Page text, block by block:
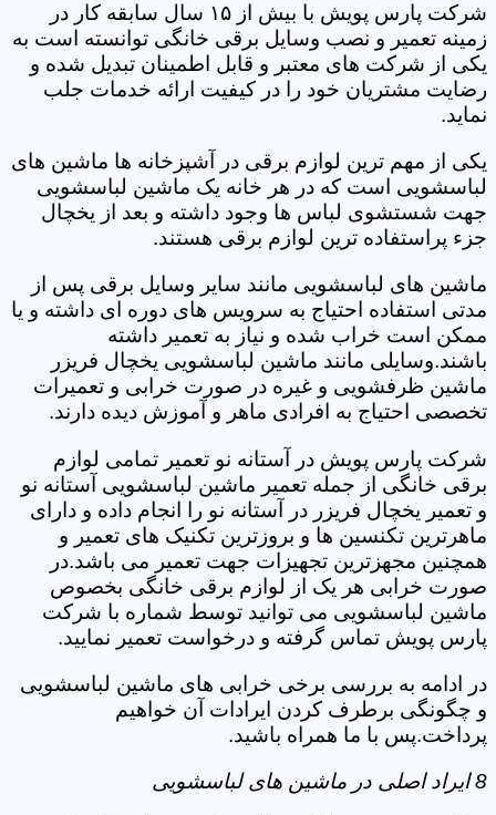
شرکت پارس پویش با بیش از ۱۵ سال سابقه کار در
زمینه تعمیر و نصب وسایل برقی خانگی توانسته است به
یکی از شرکت های معتبر و قابل اطمینان تبدیل شده و
رضایت مشتریان خود را در کیفیت ارائه خدمات جلب
نماید.
یکی از مهم ترین لوازم برقی در آشپزخانه ها ماشین های
لباسشویی است که در هر خانه یک ماشین لباسشویی
جهت شستشوی لباس ها وجود داشته و بعد از یخچال
جزء پراستفاده ترین لوازم برقی هستند.
ماشین های لباسشویی مانند سایر وسایل برقی پس از
مدتی استفاده احتیاج به سرویس های دوره ای داشته و یا
ممکن است خراب شده و نیاز به تعمیر داشته
باشند.وسایلی مانند ماشین لباسشویی یخچال فریزر
ماشین ظرفشویی و غیره در صورت خرابی و تعمیرات
تخصصی احتیاج به افرادی ماهر و آموزش دیده دارند.
شرکت پارس پویش در آستانه نو تعمیر تمامی لوازم
برقی خانگی از جمله تعمیر ماشین لباسشویی آستانه نو
و تعمیر یخچال فریزر در آستانه نو را انجام داده و دارای
ماهرترین تکنسین ها و بروزترین تکنیک های تعمیر و
همچنین مجهزترین تجهیزات جهت تعمیر می باشد.در
صورت خرابی هر یک از لوازم برقی خانگی بخصوص
ماشین لباسشویی می توانید توسط شماره با شرکت
پارس پویش تماس گرفته و درخواست تعمیر نمایید.
در ادامه به بررسی برخی خرابی های ماشین لباسشویی
و چگونگی برطرف کردن ایرادات آن خواهیم
پرداخت.پس با ما همراه باشید.
8 ایراد اصلی در ماشین های لباسشویی